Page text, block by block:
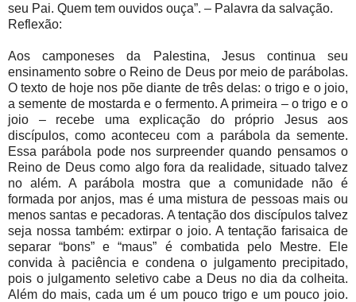
seu Pai. Quem tem ouvidos ouça”. – Palavra da salvação.
Reflexão:
Aos camponeses da Palestina, Jesus continua seu
ensinamento sobre o Reino de Deus por meio de parábolas.
O texto de hoje nos põe diante de três delas: o trigo e o joio,
a semente de mostarda e o fermento. A primeira – o trigo e o
joio – recebe uma explicação do próprio Jesus aos
discípulos, como aconteceu com a parábola da semente.
Essa parábola pode nos surpreender quando pensamos o
Reino de Deus como algo fora da realidade, situado talvez
no além. A parábola mostra que a comunidade não é
formada por anjos, mas é uma mistura de pessoas mais ou
menos santas e pecadoras. A tentação dos discípulos talvez
seja nossa também: extirpar o joio. A tentação farisaica de
separar “bons” e “maus” é combatida pelo Mestre. Ele
convida à paciência e condena o julgamento precipitado,
pois o julgamento seletivo cabe a Deus no dia da colheita.
Além do mais, cada um é um pouco trigo e um pouco joio.